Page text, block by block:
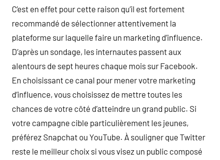
C’est en effet pour cette raison qu’il est fortement
recommandé de sélectionner attentivement la
plateforme sur laquelle faire un marketing d’influence.
D’après un sondage, les internautes passent aux
alentours de sept heures chaque mois sur Facebook.
En choisissant ce canal pour mener votre marketing
d’influence, vous choisissez de mettre toutes les
chances de votre côté d’atteindre un grand public. Si
votre campagne cible particulièrement les jeunes,
préférez Snapchat ou YouTube. À souligner que Twitter
reste le meilleur choix si vous visez un public composé